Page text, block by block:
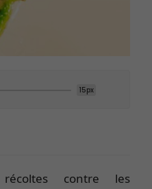
15px
contre les